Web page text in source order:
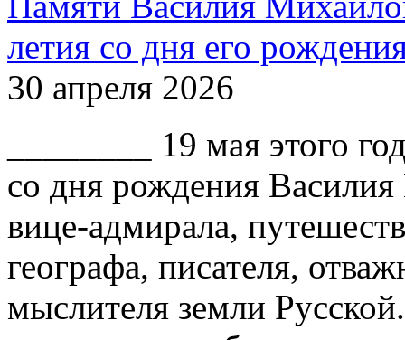
летия со дня его
30 апреля 2026
________ 19 мая этого
со дня рождения
вице-адмирала,
географа, писателя,
мыслителя земли